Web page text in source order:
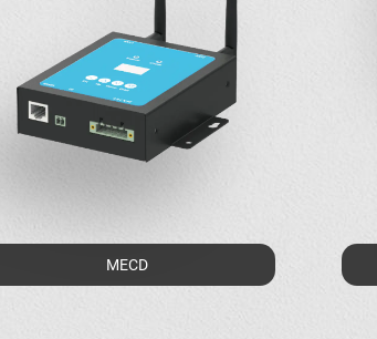
MECD